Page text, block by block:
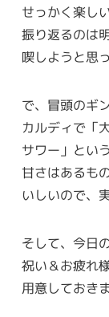
せっかく楽し
振り返るのは
喫しようと思
で、冒頭のギ
カルディで「
サワー」とい
甘さはあるも
いしいので、
そして、今日
祝い＆お疲れ
用意しておき